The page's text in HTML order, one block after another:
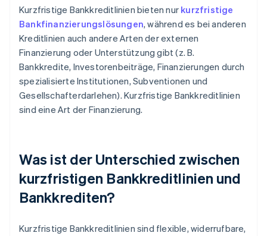
Kurzfristige Bankkreditlinien bieten nur kurzfristige
Bankfinanzierungslösungen, während es bei anderen
Kreditlinien auch andere Arten der externen
Finanzierung oder Unterstützung gibt (z. B.
Bankkredite, Investorenbeiträge, Finanzierungen durch
spezialisierte Institutionen, Subventionen und
Gesellschafterdarlehen). Kurzfristige Bankkreditlinien
sind eine Art der Finanzierung.
Was ist der Unterschied zwischen
kurzfristigen Bankkreditlinien und
Bankkrediten?
Kurzfristige Bankkreditlinien sind flexible, widerrufbare,